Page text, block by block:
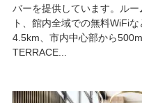
バーを提供しています。ル
ト、館内全域での無料WiFi
4.5km、市内中心部から
TERRACE...